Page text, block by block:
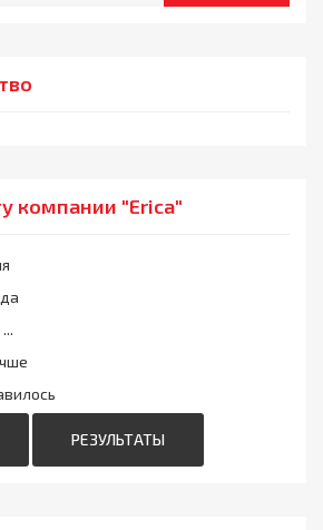
компании "Erica"
РЕЗУЛЬТАТЫ